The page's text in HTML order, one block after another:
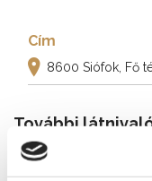
Cím
8600 Siófok, Fő
További